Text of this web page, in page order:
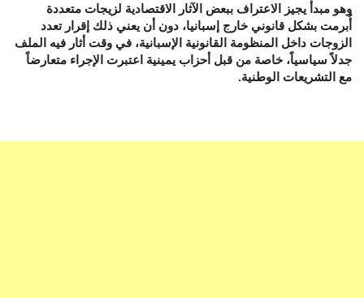
وهو مبدأ يجيز الاعتراف ببعض الآثار الاقتصادية لزيجات متعددة
أُبرمت بشكل قانوني خارج إسبانيا، دون أن يعني ذلك إقرار تعدد
الزوجات داخل المنظومة القانونية الإسبانية، في وقت أثار فيه الملف
جدلاً سياسياً، خاصة من قبل أحزاب يمينية اعتبرت الإجراء متعارضاً
مع التشريعات الوطنية.